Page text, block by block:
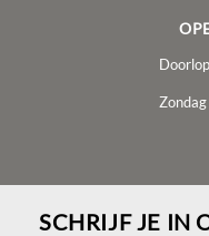
SCHRIJF JE IN